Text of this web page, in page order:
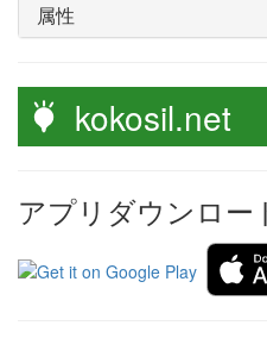
属性
kokosil.net
アプリダウンロー